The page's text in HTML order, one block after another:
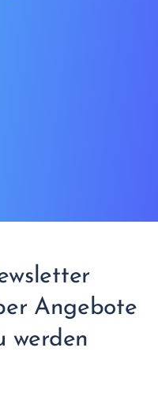
Angebote
werden